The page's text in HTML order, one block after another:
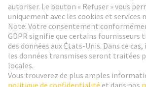
Social Media
Suisse Français